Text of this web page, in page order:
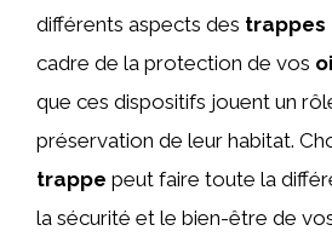
différents aspects des trappes
cadre de la protection de vos
que ces dispositifs jouent un
préservation de leur habitat.
trappe peut faire toute la
la sécurité et le bien-être de